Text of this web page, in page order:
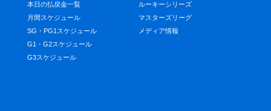
本日の払戻金一覧
月間スケジュール
SG・PG1スケジュール
G1・G2スケジュール
G3スケジュール
ルーキーシリーズ
マスターズリーグ
メディア情報